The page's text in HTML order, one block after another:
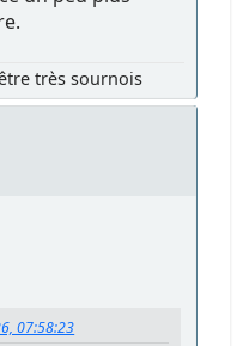
très sournois
07:58:23